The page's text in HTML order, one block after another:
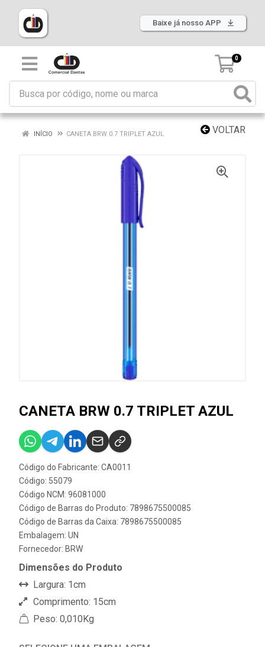
Baixe já nosso APP
0
VOLTAR
INÍCIO CANETA BRW 0.7 TRIPLET AZUL
CANETA BRW 0.7 TRIPLET AZUL
Código do Fabricante: CA0011
Código: 55079
Código NCM: 96081000
Código de Barras do Produto: 7898675500085
Código de Barras da Caixa: 7898675500085
Embalagem: UN
Fornecedor: BRW
Dimensões do Produto
Largura: 1cm
Comprimento: 15cm
Peso: 0,010Kg